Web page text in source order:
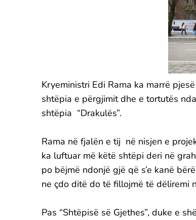
Kryeministri Edi Rama ka marrë
shtëpia e përgjimit dhe e tortutës
shtëpia “Drakulës”.
Rama në fjalën e tij në nisjen e
ka luftuar më këtë shtëpi deri në
po bëjmë ndonjë gjë që s’e kanë
ne çdo ditë do të fillojmë të dëliremi
Pas “Shtëpisë së Gjethes”, duke e